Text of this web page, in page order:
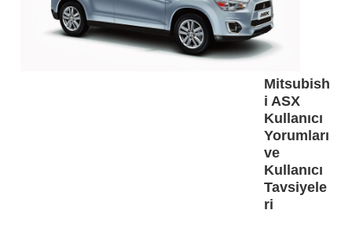
Mitsubish
i ASX
Kullanıcı
Yorumları
ve
Kullanıcı
Tavsiyele
ri